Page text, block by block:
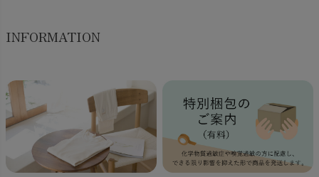
INFORMATION